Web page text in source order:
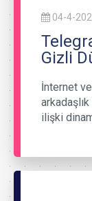
04-4-
Gizli
İnternet
ilişki